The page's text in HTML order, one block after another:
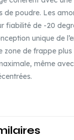
de poudre. Les
fiabilité de -20
unique de
zone de frappe
même